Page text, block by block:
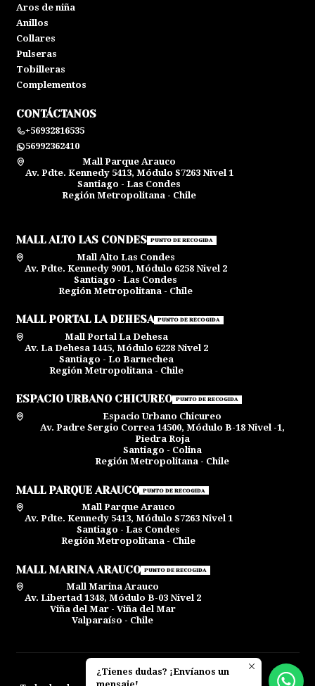
Aros de niña
Anillos
Collares
Pulseras
Tobilleras
Complementos
CONTÁCTANOS
+56932816535
56992362410
Mall Parque Arauco
Av. Pdte. Kennedy 5413, Módulo S7263 Nivel 1
Santiago - Las Condes
Región Metropolitana - Chile
MALL ALTO LAS CONDES PUNTO DE RECOGIDA
Mall Alto Las Condes
Av. Pdte. Kennedy 9001, Módulo 6258 Nivel 2
Santiago - Las Condes
Región Metropolitana - Chile
MALL PORTAL LA DEHESA PUNTO DE RECOGIDA
Mall Portal La Dehesa
Av. La Dehesa 1445, Módulo 6228 Nivel 2
Santiago - Lo Barnechea
Región Metropolitana - Chile
ESPACIO URBANO CHICUREO PUNTO DE RECOGIDA
Espacio Urbano Chicureo
Av. Padre Sergio Correa 14500, Módulo B-18 Nivel -1,
Piedra Roja
Santiago - Colina
Región Metropolitana - Chile
MALL PARQUE ARAUCO PUNTO DE RECOGIDA
Mall Parque Arauco
Av. Pdte. Kennedy 5413, Módulo S7263 Nivel 1
Santiago - Las Condes
Región Metropolitana - Chile
MALL MARINA ARAUCO PUNTO DE RECOGIDA
Mall Marina Arauco
Av. Libertad 1348, Módulo B-03 Nivel 2
Viña del Mar - Viña del Mar
Valparaíso - Chile
2026 La Bego Soler.
¿Tienes dudas? ¡Envíanos un